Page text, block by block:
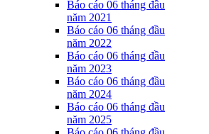
Báo cáo 06 tháng đầu
năm 2021
Báo cáo 06 tháng đầu
năm 2022
Báo cáo 06 tháng đầu
năm 2023
Báo cáo 06 tháng đầu
năm 2024
Báo cáo 06 tháng đầu
năm 2025